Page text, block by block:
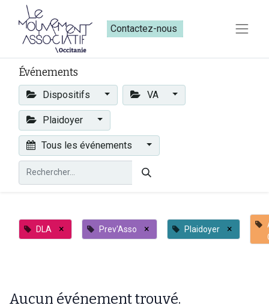
Contactez-nous​​
Événements
Dispositifs VA
Plaidoyer
Tous les événements
DLA × Prev'Asso × Plaidoyer ×
Aucun événement trouvé.